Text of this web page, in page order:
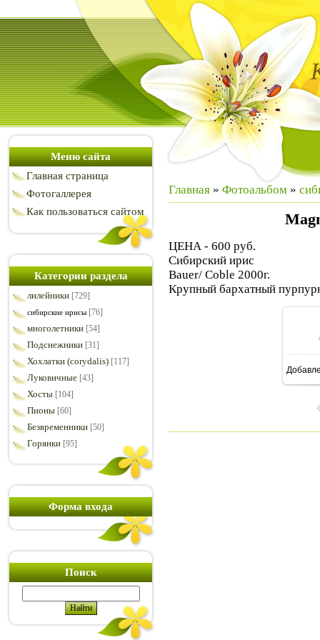
Меню сайта
Главная страница
Фотогаллерея
Как пользоваться сайтом
Категории раздела
лилейники [729]
сибирские ирисы [76]
многолетники [54]
Подснежники [31]
Хохлатки (corydalis) [117]
Луковичные [43]
Хосты [104]
Пионы [60]
Безвременники [50]
Горянки [95]
Форма входа
Поиск
Главная » Фотоальбом »
ЦЕНА - 600 руб.
Сибирский ирис
Bauer/ Coble 2000г.
Крупный бархатный